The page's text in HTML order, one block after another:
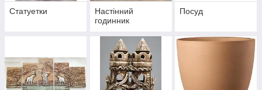
Статуетки
Настінний
годинник
Посуд